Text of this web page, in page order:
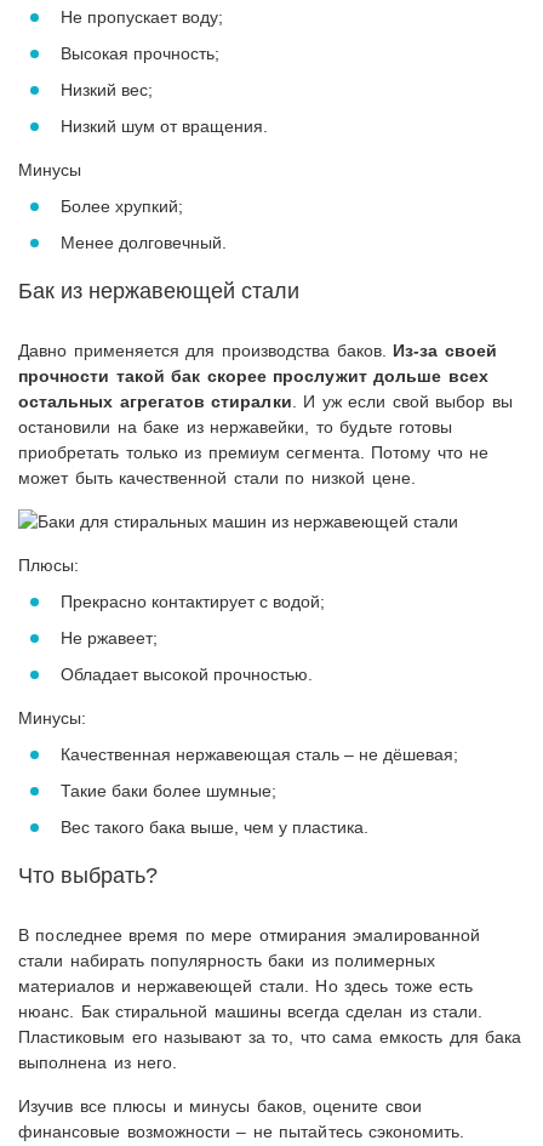
Не пропускает воду;
Высокая прочность;
Низкий вес;
Низкий шум от вращения.
Минусы
Более хрупкий;
Менее долговечный.
Бак из нержавеющей стали
Давно применяется для производства баков. Из-за своей
прочности такой бак скорее прослужит дольше всех
остальных агрегатов стиралки . И уж если свой выбор вы
остановили на баке из нержавейки, то будьте готовы
приобретать только из премиум сегмента. Потому что не
может быть качественной стали по низкой цене.
Плюсы:
Прекрасно контактирует с водой;
Не ржавеет;
Обладает высокой прочностью.
Минусы:
Качественная нержавеющая сталь – не дёшевая;
Такие баки более шумные;
Вес такого бака выше, чем у пластика.
Что выбрать?
В последнее время по мере отмирания эмалированной
стали набирать популярность баки из полимерных
материалов и нержавеющей стали. Но здесь тоже есть
нюанс. Бак стиральной машины всегда сделан из стали.
Пластиковым его называют за то, что сама емкость для бака
выполнена из него.
Изучив все плюсы и минусы баков, оцените свои
финансовые возможности – не пытайтесь сэкономить.